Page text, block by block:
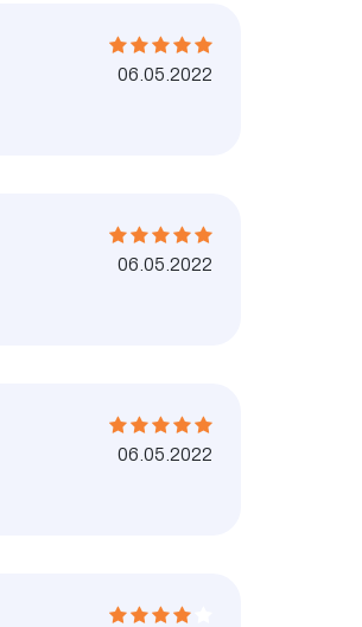
06.05.2022
06.05.2022
06.05.2022